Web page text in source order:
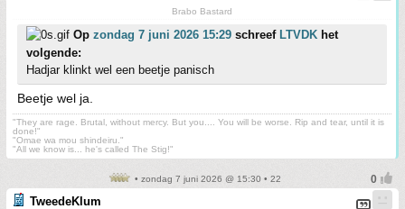
Brabo Bastard
Op zondag 7 juni 2026 15:29 schreef LTVDK het
volgende:
Hadjar klinkt wel een beetje panisch
Beetje wel ja.
"They are rage. Brutal, without mercy. But you.... You will be worse. Rip and tear, until it is
done!"
"Omae wa mou shindeiru."
"All we know is... he's called The Stig!"
• zondag 7 juni 2026 @ 15:30 • 22
TweedeKlum